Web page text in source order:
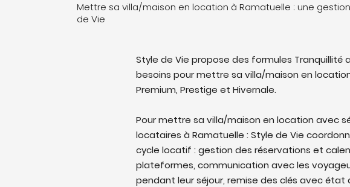
Mettre sa villa/maison en location à Ramatuelle : une
de Vie
Style de Vie propose des formules Tranquillité
besoins pour mettre sa villa/maison en
Premium, Prestige et Hivernale.
Pour mettre sa villa/maison en location avec
locataires à Ramatuelle : Style de Vie
cycle locatif : gestion des réservations et
plateformes, communication avec les
pendant leur séjour, remise des clés avec état